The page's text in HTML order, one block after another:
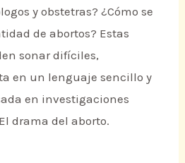
y obstetras? ¿Cómo se
de abortos? Estas
sonar difíciles,
en un lenguaje sencillo y
en investigaciones
drama del aborto.